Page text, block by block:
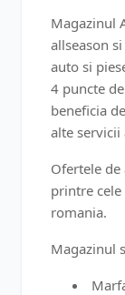
Magazinul
allseason
auto si
4 puncte
beneficia
alte servicii
Ofertele de
printre
romania.
Magazinul